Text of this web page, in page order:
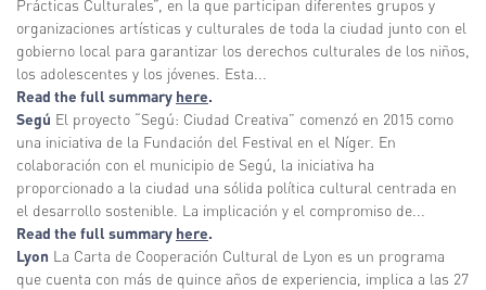
Prácticas Culturales”, en la que participan diferentes grupos y
organizaciones artísticas y culturales de toda la ciudad junto con el
gobierno local para garantizar los derechos culturales de los niños,
los adolescentes y los jóvenes. Esta...
Read the full summary here.
Segú El proyecto “Segú: Ciudad Creativa” comenzó en 2015 como
una iniciativa de la Fundación del Festival en el Níger. En
colaboración con el municipio de Segú, la iniciativa ha
proporcionado a la ciudad una sólida política cultural centrada en
el desarrollo sostenible. La implicación y el compromiso de...
Read the full summary here.
Lyon La Carta de Cooperación Cultural de Lyon es un programa
que cuenta con más de quince años de experiencia, implica a las 27